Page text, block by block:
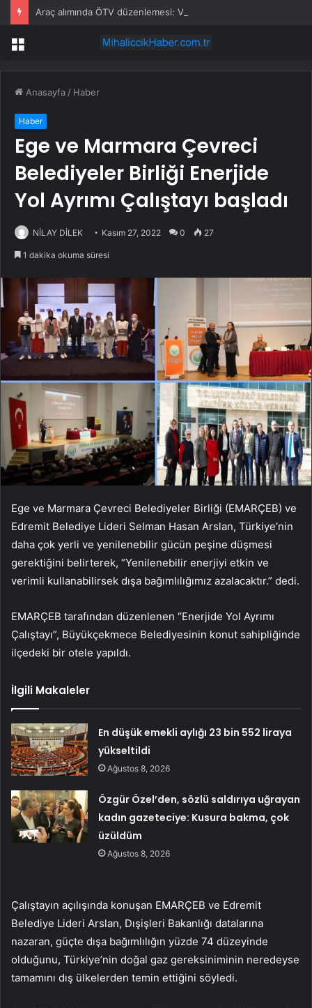
Menü
Anasayfa / Haber
Haber
Ege ve Marmara Çevreci
Belediyeler Birliği Enerjide
Yol Ayrımı Çalıştayı başladı
NİLAY DİLEK Kasım 27, 2022 0 27
1 dakika okuma süresi
Ege ve Marmara Çevreci Belediyeler Birliği (EMARÇEB) ve
Edremit Belediye Lideri Selman Hasan Arslan, Türkiye’nin
daha çok yerli ve yenilenebilir gücün peşine düşmesi
gerektiğini belirterek, “Yenilenebilir enerjiyi etkin ve
verimli kullanabilirsek dışa bağımlılığımız azalacaktır.” dedi.
EMARÇEB tarafından düzenlenen “Enerjide Yol Ayrımı
Çalıştayı”, Büyükçekmece Belediyesinin konut sahipliğinde
ilçedeki bir otele yapıldı.
İlgili Makaleler
En düşük emekli aylığı 23 bin 552 liraya
yükseltildi
Ağustos 8, 2026
Özgür Özel’den, sözlü saldırıya uğrayan
kadın gazeteciye: Kusura bakma, çok
üzüldüm
Ağustos 8, 2026
Çalıştayın açılışında konuşan EMARÇEB ve Edremit
Belediye Lideri Arslan, Dışişleri Bakanlığı datalarına
nazaran, güçte dışa bağımlılığın yüzde 74 düzeyinde
olduğunu, Türkiye’nin doğal gaz gereksiniminin neredeyse
tamamını dış ülkelerden temin ettiğini söyledi.